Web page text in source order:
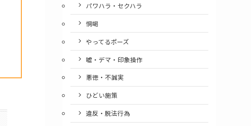
パワハラ・セクハラ
恫喝
やってるポーズ
嘘・デマ・印象操作
悪徳・不誠実
ひどい施策
違反・脱法行為